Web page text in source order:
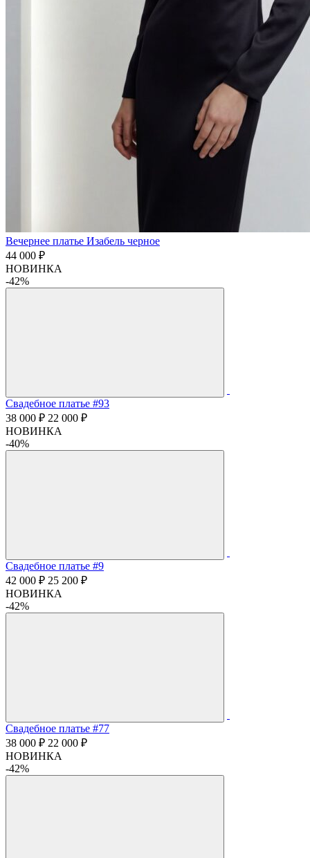
Вечернее платье Изабель черное
44 000 ₽
НОВИНКА
-42%
Свадебное платье #93
38 000 ₽ 22 000 ₽
НОВИНКА
-40%
Свадебное платье #9
42 000 ₽ 25 200 ₽
НОВИНКА
-42%
Свадебное платье #77
38 000 ₽ 22 000 ₽
НОВИНКА
-42%